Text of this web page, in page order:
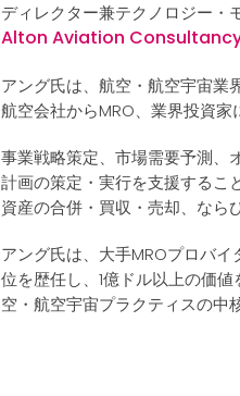
ディレクター兼テクノロジー・
Alton Aviation
アング氏は、航空・航空宇宙業
航空会社からMRO、業界投資
事業戦略策定、市場需要予測、
計画の策定・実行を支援するこ
資産の合併・買収・売却、なら
アング氏は、大手MROプロバ
位を歴任し、1億ドル以上の価
空・航空宇宙プラクティスの